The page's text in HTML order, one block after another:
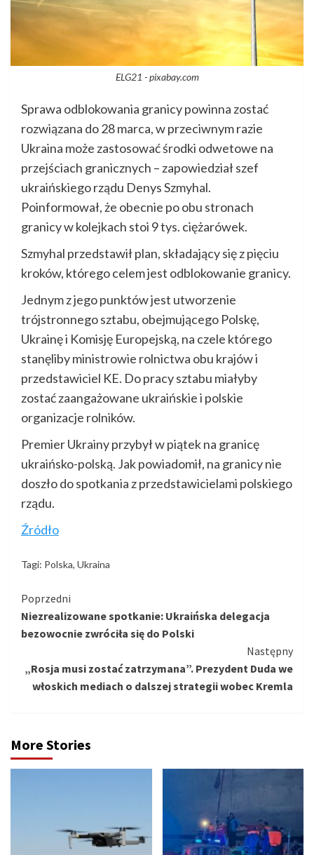
ELG21 - pixabay.com
Sprawa odblokowania granicy powinna zostać
rozwiązana do 28 marca, w przeciwnym razie
Ukraina może zastosować środki odwetowe na
przejściach granicznych – zapowiedział szef
ukraińskiego rządu Denys Szmyhal.
Poinformował, że obecnie po obu stronach
granicy w kolejkach stoi 9 tys. ciężarówek.
Szmyhal przedstawił plan, składający się z pięciu
kroków, którego celem jest odblokowanie granicy.
Jednym z jego punktów jest utworzenie
trójstronnego sztabu, obejmującego Polskę,
Ukrainę i Komisję Europejską, na czele którego
stanęliby ministrowie rolnictwa obu krajów i
przedstawiciel KE. Do pracy sztabu miałyby
zostać zaangażowane ukraińskie i polskie
organizacje rolników.
Premier Ukrainy przybył w piątek na granicę
ukraińsko-polską. Jak powiadomił, na granicy nie
doszło do spotkania z przedstawicielami polskiego
rządu.
Źródło
Tagi: Polska, Ukraina
Kontynuuj
czytanie
Poprzedni
Niezrealizowane spotkanie: Ukraińska delegacja
bezowocnie zwróciła się do Polski
Następny
„Rosja musi zostać zatrzymana”. Prezydent Duda we
włoskich mediach o dalszej strategii wobec Kremla
More Stories